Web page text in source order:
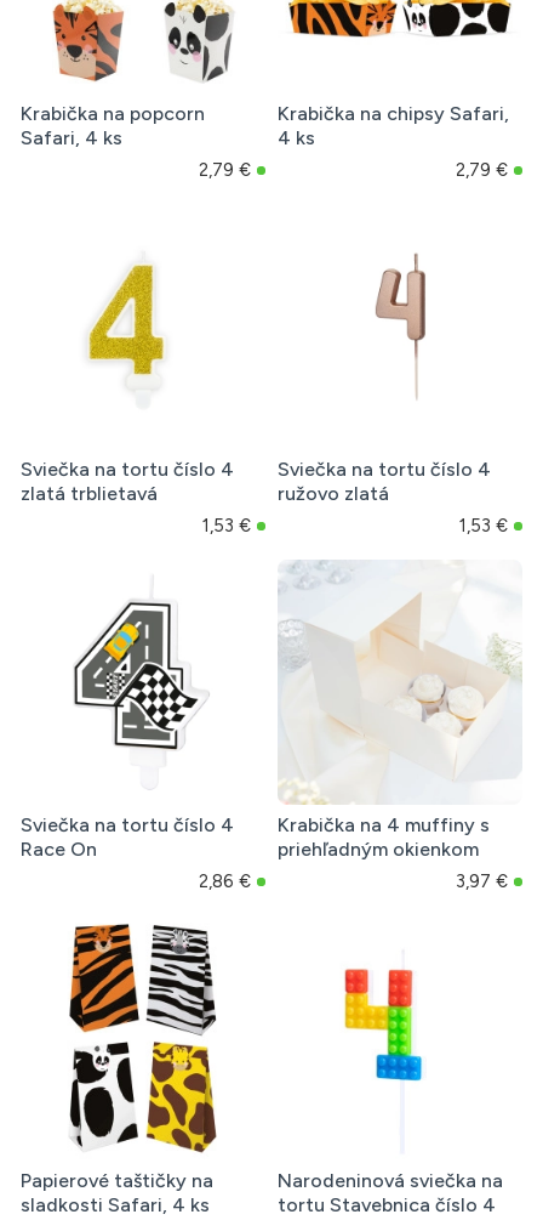
Krabička na popcorn
Safari, 4 ks
2,79 €
Krabička na chipsy Safari,
4 ks
2,79 €
Sviečka na tortu číslo 4
zlatá trblietavá
1,53 €
Sviečka na tortu číslo 4
ružovo zlatá
1,53 €
Sviečka na tortu číslo 4
Race On
2,86 €
Krabička na 4 muffiny s
priehľadným okienkom
3,97 €
Papierové taštičky na
sladkosti Safari, 4 ks
Narodeninová sviečka na
tortu Stavebnica číslo 4